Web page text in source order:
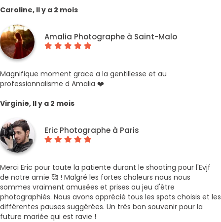
Caroline, Il y a 2 mois
Amalia Photographe à Saint-Malo
Magnifique moment grace a la gentillesse et au
professionnalisme d Amalia ❤️
Virginie, Il y a 2 mois
Eric Photographe à Paris
Merci Eric pour toute la patiente durant le shooting pour l'Evjf
de notre amie 🥰 ! Malgré les fortes chaleurs nous nous
sommes vraiment amusées et prises au jeu d'être
photographiés. Nous avons apprécié tous les spots choisis et les
différentes pauses suggérées. Un très bon souvenir pour la
future mariée qui est ravie !